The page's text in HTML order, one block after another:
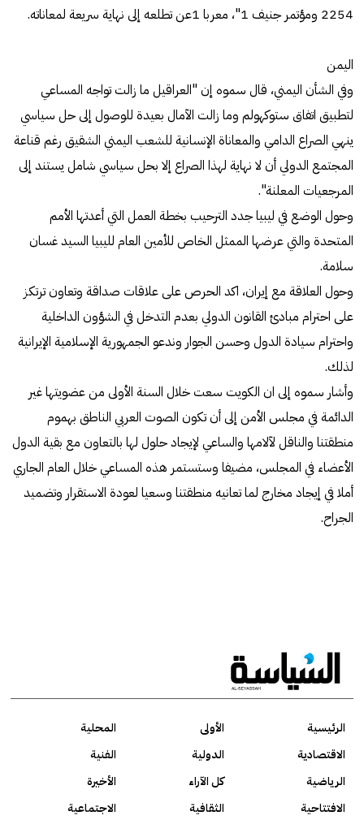
2254 ومؤتمر جنيف 1"، معربا 1عن تطلعه إلى نهاية سريعة لمعاناته.
اليمن
وفي الشأن اليمني، قال سموه إن "العراقيل ما زالت تواجه المساعي
لتطبيق اتفاق ستوكهولم وما زالت الآمال بعيدة للوصول إلى حل سياسي
ينهي الصراع الدامي والمعاناة الإنسانية للشعب اليمني الشقيق رغم قناعة
المجتمع الدولي أن لا نهاية لهذا الصراع إلا بحل سياسي شامل يستند إلى
المرجعيات المعلنة".
وحول الوضع في ليبيا جدد الترحيب بخطة العمل التي أعدتها الأمم
المتحدة والتي عرضها الممثل الخاص للأمين العام لليبيا السيد غسان
سلامة.
وحول العلاقة مع إيران، اكد الحرص على علاقات صداقة وتعاون ترتكز
على احترام مبادئ القانون الدولي بعدم التدخل في الشؤون الداخلية
واحترام سيادة الدول وحسن الجوار وندعو الجمهورية الإسلامية الإيرانية
لذلك.
وأشار سموه إلى ان الكويت سعت خلال السنة الأولى من عضويتها غير
الدائمة في مجلس الأمن إلى أن تكون الصوت العربي الناطق بهموم
منطقتنا والناقل لآلامها والساعي لإيجاد حلول لها بالتعاون مع بقية الدول
الأعضاء في المجلس، مضيفا وستستمر هذه المساعي خلال العام الجاري
أملا في إيجاد مخارج لما تعانيه منطقتنا وسعيا لعودة الاستقرار وتضميد
الجراح.
الرئيسية الأولى
المحلية
الاقتصادية
الدولية
الفنية
الرياضية
كل الآراء
الأخيرة
الافتتاحية
الثقافية الاجتماعية